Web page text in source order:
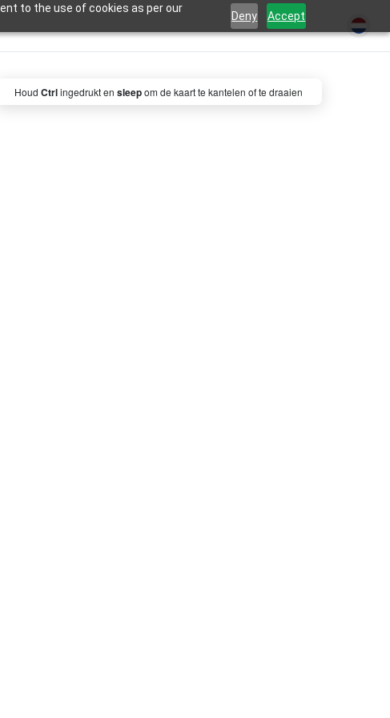
to the use of cookies as per our
Deny Accept
Houd Ctrlingedrukt en sleepom de kaart te kantelen of te draaien